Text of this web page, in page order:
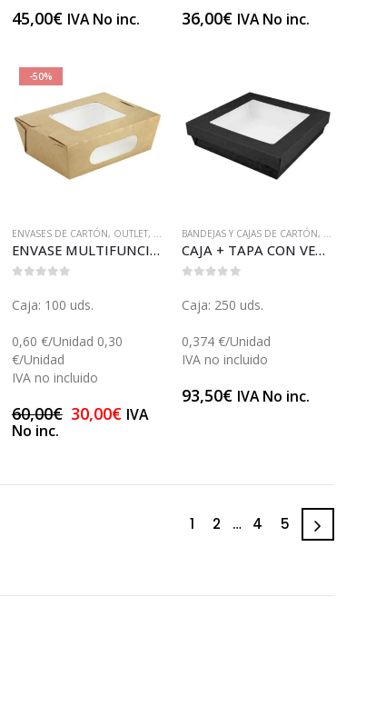
45,00€ IVA No inc. 36,00€ IVA No inc.
DE CARTÓN,Y MUCHO MÁS...
-50%
ENVASES DE CARTÓN, OUTLET, Y MUCHO MÁS...
ENVASE MULTIFUNCIÓN KRAFT 2 VENTANAS (210BOXS501)
Caja: 100 uds.
0,60 €/Unidad 0,30
€/Unidad
IVA no incluido
60,00€ 30,00€ IVA
No inc.
BANDEJAS Y CAJAS DE CARTÓN, ENVASES DE
CAJA + TAPA CON VENTANA NEGRA 14 (GP25600)
Caja: 250 uds.
0,374 €/Unidad
IVA no incluido
93,50€ IVA No inc.
1 2 … 4 5